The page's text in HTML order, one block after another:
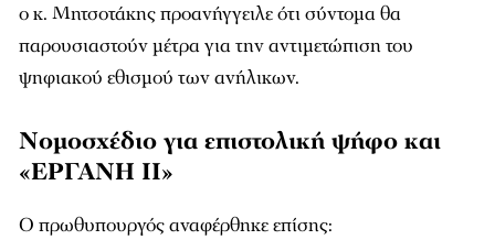
ο κ. Μητσοτάκης προανήγγειλε ότι σύντομα θα
παρουσιαστούν μέτρα για την αντιμετώπιση του
ψηφιακού εθισμού των ανήλικων.
Νομοσχέδιο για επιστολική ψήφο και
«ΕΡΓΑΝΗ ΙΙ»
Ο πρωθυπουργός αναφέρθηκε επίσης: